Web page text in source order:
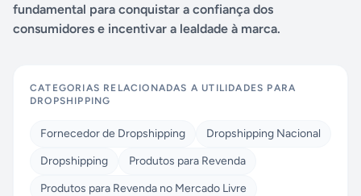
fundamental para conquistar a confiança dos
consumidores e incentivar a lealdade à marca.
CATEGORIAS RELACIONADAS A UTILIDADES PARA
DROPSHIPPING
Fornecedor de Dropshipping
Dropshipping Nacional
Dropshipping
Produtos para Revenda
Produtos para Revenda no Mercado Livre